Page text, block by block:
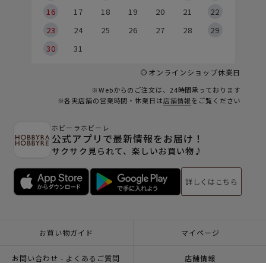
16
17 18 19 20 21
22
23
24 25 26 27 28
29
30
31
オンラインショップ休業日
※Webからのご注文は、24時間承っております
※各実店舗の営業時間・休業日は店舗情報をご覧ください
ホビーラホビーレ
公式アプリで最新情報をお届け！
サクサク見られて、楽しいお買い物♪
詳しくはこちら
お買い物ガイド マイページ
お問い合わせ - よくあるご質問 店舗情報